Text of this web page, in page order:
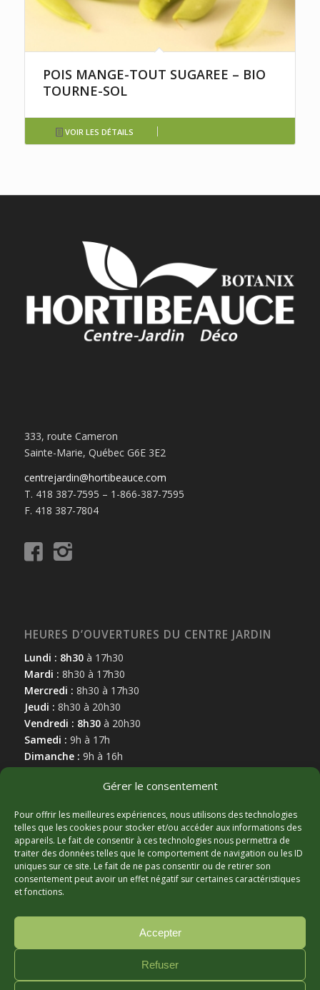
Gérer le consentement
Pour offrir les meilleures expériences, nous utilisons des technologies
telles que les cookies pour stocker et/ou accéder aux informations des
appareils. Le fait de consentir à ces technologies nous permettra de
traiter des données telles que le comportement de navigation ou les ID
uniques sur ce site. Le fait de ne pas consentir ou de retirer son
consentement peut avoir un effet négatif sur certaines caractéristiques
et fonctions.
Accepter
Refuser
POIS MANGE-TOUT SUGAREE – BIO
TOURNE-SOL
VOIR LES DÉTAILS
333, route Cameron
Sainte-Marie, Québec G6E 3E2
centrejardin@hortibeauce.com
T. 418 387-7595 – 1-866-387-7595
F. 418 387-7804
HEURES D’OUVERTURES DU CENTRE JARDIN
Lundi : 8h30à 17h30
Mardi : 8h30 à 17h30
Mercredi : 8h30 à 17h30
Jeudi : 8h30 à 20h30
Vendredi : 8h30à 20h30
Samedi : 9h à 17h
Dimanche : 9h à 16h
MARCHAND AFFILIÉ
© Copyright - Hortibeauce, 2025 - Conception :Zonart